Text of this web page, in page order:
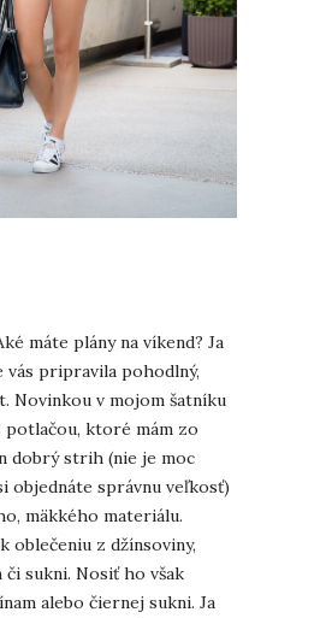
máte plány na víkend? Ja
vás pripravila pohodlný,
Novinkou v mojom šatníku
potlačou, ktoré mám zo
dobrý strih (nie je moc
objednáte správnu veľkosť)
mäkkého materiálu.
oblečeniu z džínsoviny,
sukni. Nosiť ho však
alebo čiernej sukni. Ja